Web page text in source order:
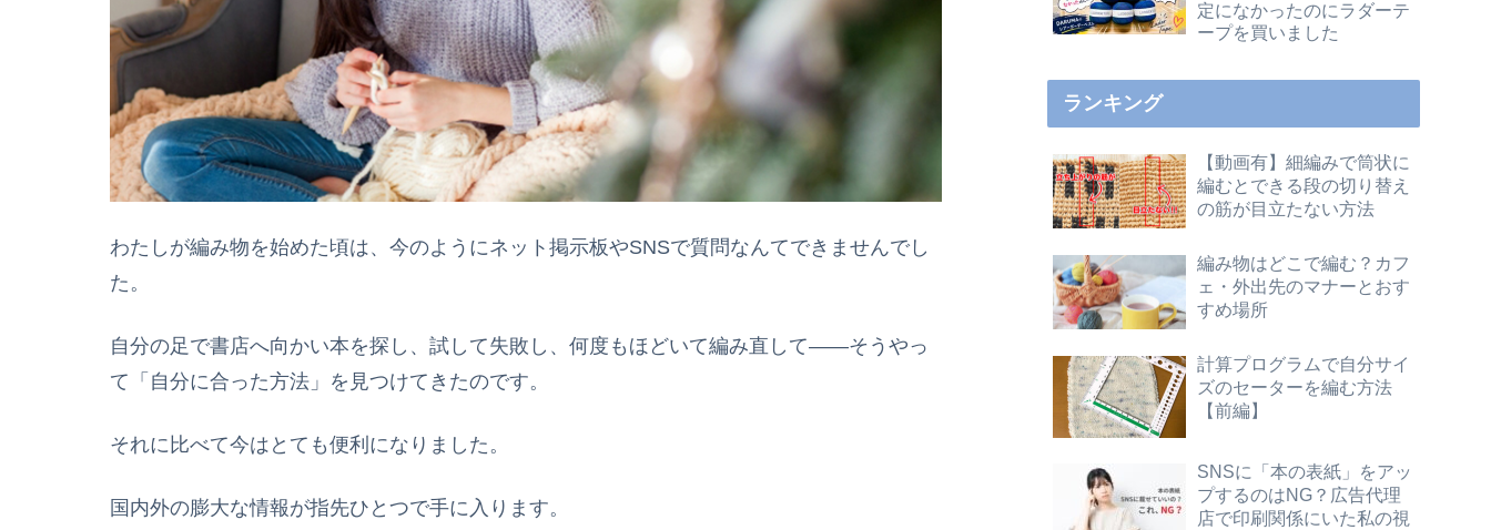
わたしが編み物を始めた頃は、今のようにネット掲示板やSNSで質問なんてできませんでし
た。
自分の足で書店へ向かい本を探し、試して失敗し、何度もほどいて編み直して――そうやっ
て「自分に合った方法」を見つけてきたのです。
それに比べて今はとても便利になりました。
国内外の膨大な情報が指先ひとつで手に入ります。
定になかったのにラダーテ
ープを買いました
ランキング
【動画有】細編みで筒状に
編むとできる段の切り替え
の筋が目立たない方法
編み物はどこで編む？カフ
ェ・外出先のマナーとおす
すめ場所
計算プログラムで自分サイ
ズのセーターを編む方法
【前編】
SNSに「本の表紙」をアッ
プするのはNG？広告代理
店で印刷関係にいた私の視